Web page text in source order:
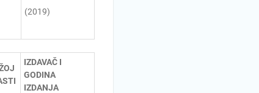
(2019)
IZDAVAČ I
GODINA
IZDANJA